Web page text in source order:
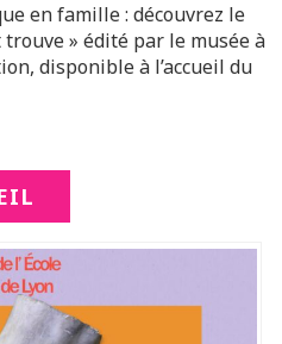
en famille : découvrez le
trouve » édité par le musée à
disponible à l’accueil du